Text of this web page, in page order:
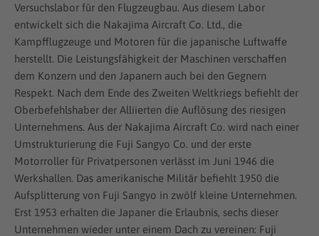
Versuchslabor für den Flugzeugbau. Aus diesem Labor
entwickelt sich die Nakajima Aircraft Co. Ltd., die
Kampfflugzeuge und Motoren für die japanische Luftwaffe
herstellt. Die Leistungsfähigkeit der Maschinen verschaffen
dem Konzern und den Japanern auch bei den Gegnern
Respekt. Nach dem Ende des Zweiten Weltkriegs befiehlt der
Oberbefehlshaber der Alliierten die Auflösung des riesigen
Unternehmens. Aus der Nakajima Aircraft Co. wird nach einer
Umstrukturierung die Fuji Sangyo Co. und der erste
Motorroller für Privatpersonen verlässt im Juni 1946 die
Werkshallen. Das amerikanische Militär befiehlt 1950 die
Aufsplitterung von Fuji Sangyo in zwölf kleine Unternehmen.
Erst 1953 erhalten die Japaner die Erlaubnis, sechs dieser
Unternehmen wieder unter einem Dach zu vereinen: Fuji